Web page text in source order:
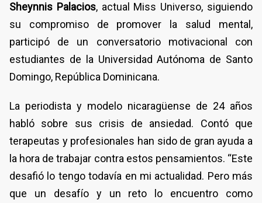
Sheynnis Palacios, actual Miss Universo, siguiendo
su compromiso de promover la salud mental,
participó de un conversatorio motivacional con
estudiantes de la Universidad Autónoma de Santo
Domingo, República Dominicana.
La periodista y modelo nicaragüense de 24 años
habló sobre sus crisis de ansiedad. Contó que
terapeutas y profesionales han sido de gran ayuda a
la hora de trabajar contra estos pensamientos. “Este
desafió lo tengo todavía en mi actualidad. Pero más
que un desafío y un reto lo encuentro como